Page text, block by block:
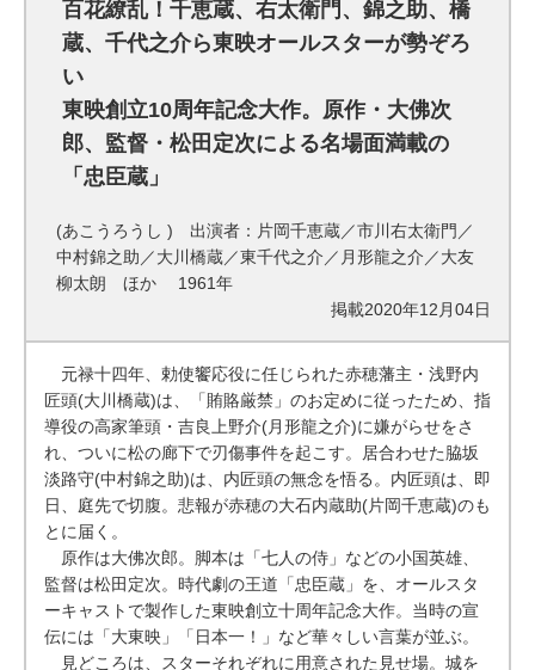
百花繚乱！千恵蔵、右太衛門、錦之助、橋
蔵、千代之介ら東映オールスターが勢ぞろ
い
東映創立10周年記念大作。原作・大佛次
郎、監督・松田定次による名場面満載の
「忠臣蔵」
(あこうろうし ) 出演者：片岡千恵蔵／市川右太衛門／
中村錦之助／大川橋蔵／東千代之介／月形龍之介／大友
柳太朗 ほか 1961年
掲載2020年12月04日
元禄十四年、勅使饗応役に任じられた赤穂藩主・浅野内
匠頭(大川橋蔵)は、「賄賂厳禁」のお定めに従ったため、指
導役の高家筆頭・吉良上野介(月形龍之介)に嫌がらせをさ
れ、ついに松の廊下で刃傷事件を起こす。居合わせた脇坂
淡路守(中村錦之助)は、内匠頭の無念を悟る。内匠頭は、即
日、庭先で切腹。悲報が赤穂の大石内蔵助(片岡千恵蔵)のも
とに届く。
原作は大佛次郎。脚本は「七人の侍」などの小国英雄、
監督は松田定次。時代劇の王道「忠臣蔵」を、オールスタ
ーキャストで製作した東映創立十周年記念大作。当時の宣
伝には「大東映」「日本一！」など華々しい言葉が並ぶ。
見どころは、スターそれぞれに用意された見せ場。城を